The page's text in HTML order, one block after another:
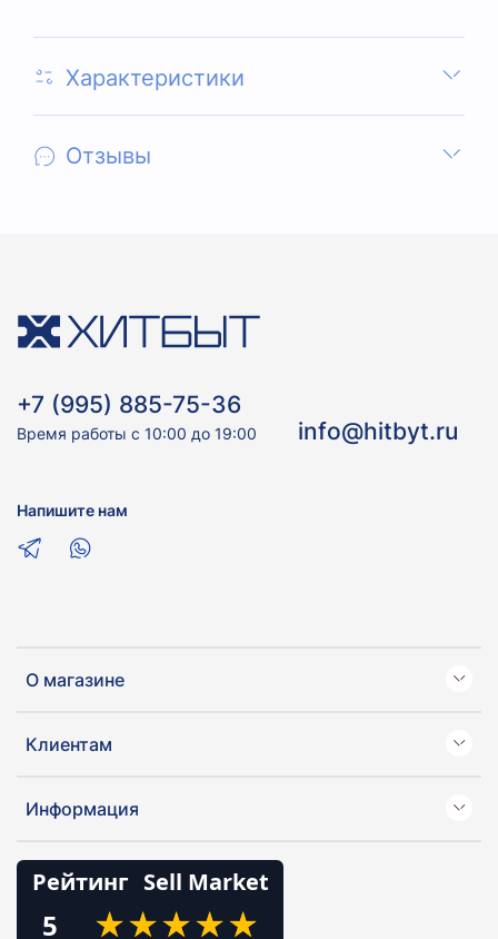
Характеристики
Отзывы
О магазине
Клиентам
Информация
Рейтинг Sell Market
5 ★
★★
★★
★★
★★
★
+7 (995) 885-75-36
Время работы с 10:00 до 19:00 info@hitbyt.ru
Напишите нам